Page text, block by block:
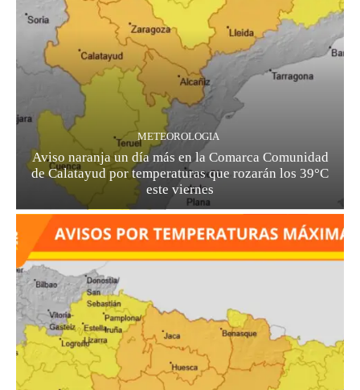
METEOROLOGIA
Aviso naranja un día más en la Comarca Comunidad
de Calatayud por temperaturas que rozarán los 39°C
este viernes